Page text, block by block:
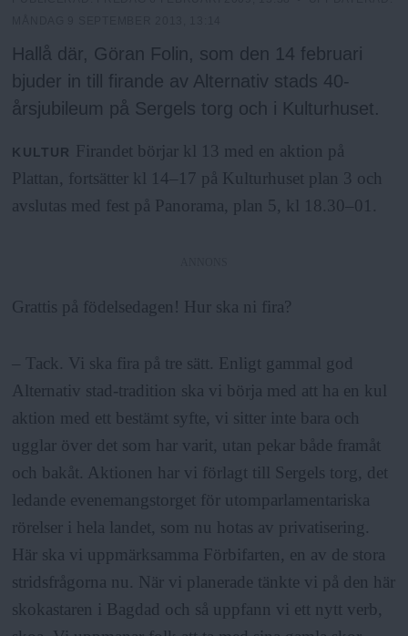
o
l
m
s
r
i
a
Hallå där, Göran Folin, som den 14 februari
bjuder in till firande av Alternativ stads 40-
årsjubileum på Sergels torg och i Kulturhuset.
KULTUR
Firandet börjar kl 13 med en aktion på
Plattan, fortsätter kl 14–17 på Kulturhuset plan 3 och
avslutas med fest på Panorama, plan 5, kl 18.30–01.
Grattis på födelsedagen! Hur ska ni fira?
– Tack. Vi ska fira på tre sätt. Enligt gammal god
Alternativ stad-tradition ska vi börja med att ha en kul
aktion med ett bestämt syfte, vi sitter inte bara och
ugglar över det som har varit, utan pekar både framåt
och bakåt. Aktionen har vi förlagt till Sergels torg, det
ledande evenemangstorget för utomparlamentariska
rörelser i hela landet, som nu hotas av privatisering.
Här ska vi uppmärksamma Förbifarten, en av de stora
stridsfrågorna nu. När vi planerade tänkte vi på den här
skokastaren i Bagdad och så uppfann vi ett nytt verb,